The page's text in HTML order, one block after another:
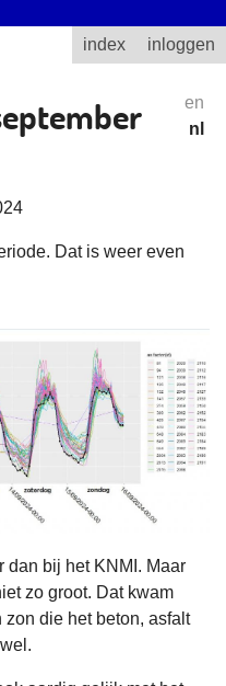
index inloggen
en
nl
Dat is weer even
dan bij het KNMI. Maar
zo groot. Dat kwam
die het beton, asfalt